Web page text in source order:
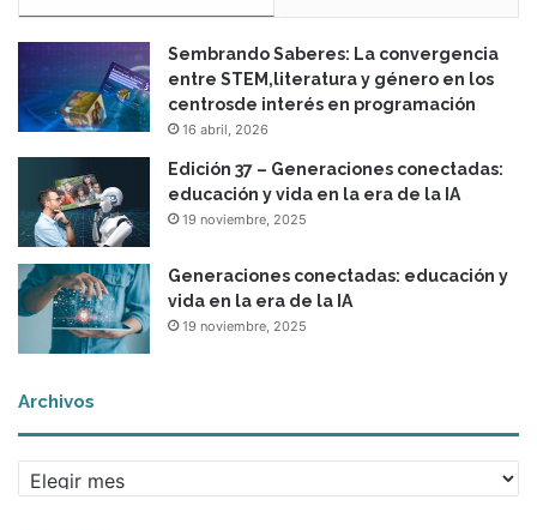
Sembrando Saberes: La convergencia
entre STEM,literatura y género en los
centrosde interés en programación
16 abril, 2026
Edición 37 – Generaciones conectadas:
educación y vida en la era de la IA
19 noviembre, 2025
Generaciones conectadas: educación y
vida en la era de la IA
19 noviembre, 2025
Archivos
Archivos